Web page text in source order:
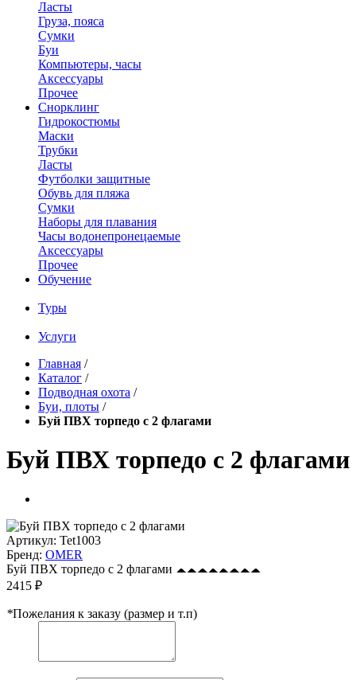
Ласты
Груза, пояса
Сумки
Буи
Компьютеры, часы
Аксессуары
Прочее
Снорклинг
Гидрокостюмы
Маски
Трубки
Ласты
Футболки защитные
Обувь для пляжа
Сумки
Наборы для плавания
Часы водонепронецаемые
Аксессуары
Прочее
Обучение
Туры
Услуги
Главная /
Каталог /
Подводная охота /
Буи, плоты /
Буй ПВХ торпедо с 2 флагами
Буй ПВХ торпедо с 2 флагами
Артикул: Tet1003
Бренд: OMER
Буй ПВХ торпедо с 2 флагами
2415 ₽
*Пожелания к заказу (размер и т.п)